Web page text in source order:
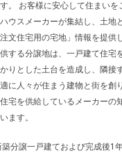
。 お客様に安心して住まいを
ウスメーカーが集結し、土地
文住宅用の宅地」情報を提供
する分譲地は、一戸建て住宅
りとした土台を造成し、隣接
に人々が住まう建物と街を創
宅を供給しているメーカーの
ます。
分譲一戸建ておよび完成後1